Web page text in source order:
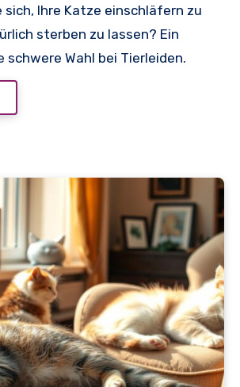
sterben zu lassen? Ein
schwere Wahl bei Tierleiden.